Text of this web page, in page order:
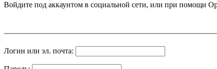
Войдите под аккаунтом в социальной сети, или при помощи
Логин или эл. почта: